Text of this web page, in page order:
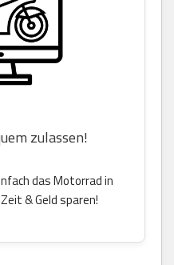
zulassen!
das Motorrad in
& Geld sparen!